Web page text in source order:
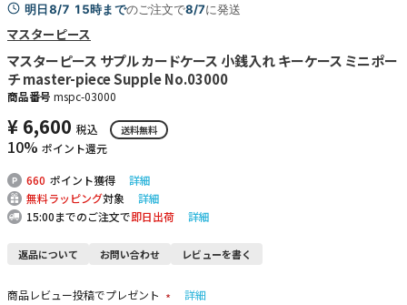
明日8/7 15時までのご注文で8/7に発送
マスターピース
マスターピース サプル カードケース 小銭入れ キーケース ミニポー
チ master-piece Supple No.03000
商品番号 mspc-03000
¥ 6,600 税込 送料無料
10% ポイント還元
660 ポイント獲得
詳細
無料ラッピング対象
詳細
15:00までのご注文で即日出荷 詳細
返品について お問い合わせ レビューを書く
商品レビュー投稿でプレゼント 詳細